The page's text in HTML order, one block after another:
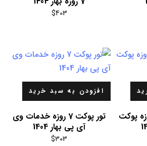
$403
ترکیبی 8 روزه پوکت
افزودن به سبد خرید
تور پوکت 7 روزه خدمات وی
آی پی بهار 1404
$303